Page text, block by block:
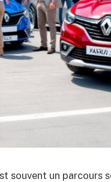
souvent un parcours